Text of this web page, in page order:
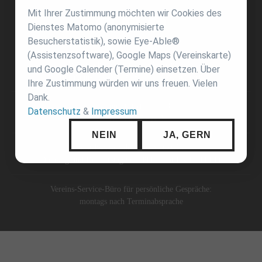
Württembergischer Judo-Verband e.V.
Hermann-Hess-Straße 8, 71332 Waiblingen
Telefon: 07151 / 51973
E-Mail:info@wjv.de
Besuchszeiten der Geschäftsstelle:
Vereins-Service-Büro für persönliche Gespräche:
montags nach Terminabsprache
Mit Ihrer Zustimmung möchten wir Cookies des
Dienstes Matomo (anonymisierte
Besucherstatistik), sowie Eye-Able®
(Assistenzsoftware), Google Maps (Vereinskarte)
und Google Calender (Termine) einsetzen. Über
Ihre Zustimmung würden wir uns freuen. Vielen
Dank.
Datenschutz & Impressum
NEIN JA, GERN